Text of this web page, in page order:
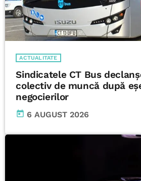
ACTUALITATE
Sindicatele CT Bus
colectiv de muncă după
negocierilor
today 6 AUGUST 2026